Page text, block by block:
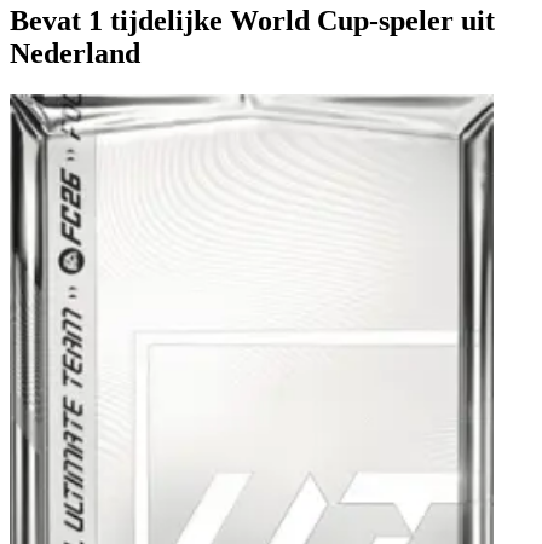
Bevat 1 tijdelijke World Cup-speler uit
Nederland